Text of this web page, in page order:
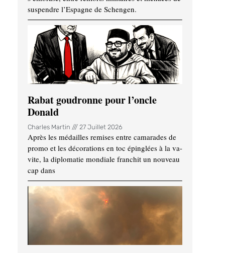
suspendre l’Espagne de Schengen.
Rabat goudronne pour l’oncle
Donald
Charles Martin 27 Juillet 2026
Après les médailles remises entre camarades de
promo et les décorations en toc épinglées à la va-
vite, la diplomatie mondiale franchit un nouveau
cap dans